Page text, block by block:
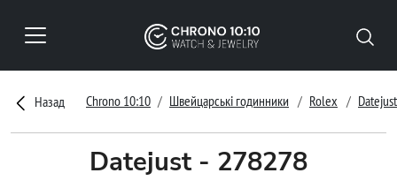
Назад Chrono 10:10 Швейцарські годинники Rolex Datejust
Datejust - 278278